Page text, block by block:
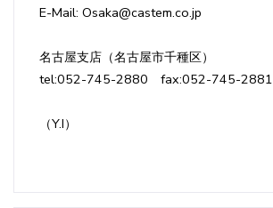
E-Mail: Osaka@castem.co.jp
名古屋支店（名古屋市千種区）
tel:052-745-2880 fax:052-745-2881
（Y.I）